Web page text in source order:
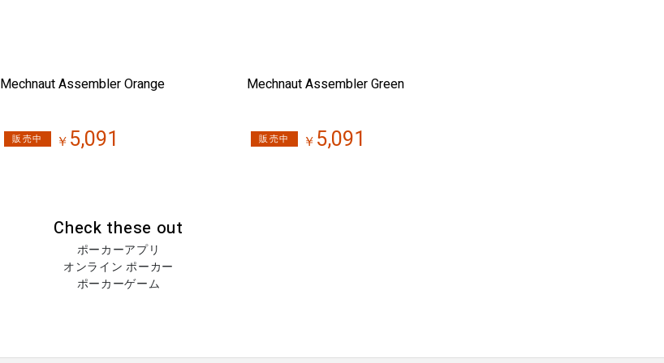
Mechnaut Assembler Orange
販売中 ￥ 5,091
Mechnaut Assembler Green
販売中 ￥ 5,091
Check these out
ポーカーアプリ
オンライン ポーカー
ポーカーゲーム